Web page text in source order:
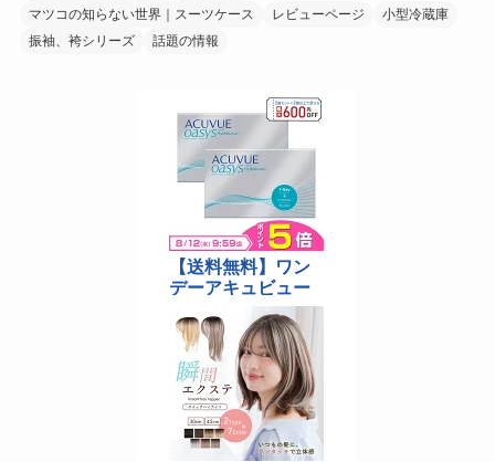
マツコの知らない世界｜スーツケース
レビューページ
小型冷蔵庫
振袖、袴シリーズ
話題の情報